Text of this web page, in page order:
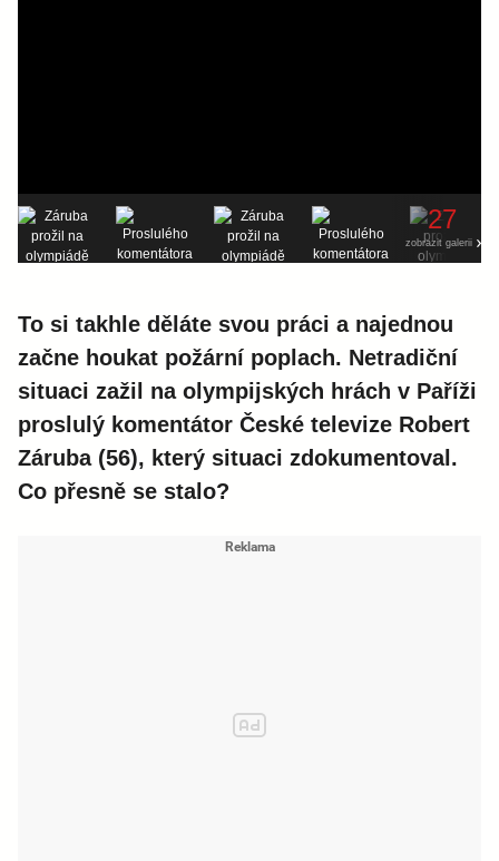
27
zobrazit galerii
To si takhle děláte svou práci a najednou
začne houkat požární poplach. Netradiční
situaci zažil na olympijských hrách v Paříži
proslulý komentátor České televize Robert
Záruba (56), který situaci zdokumentoval.
Co přesně se stalo?